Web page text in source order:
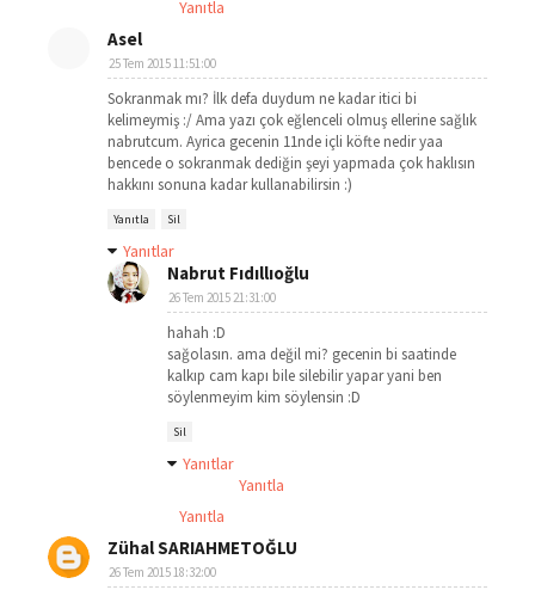
Yanıtla
Asel
25 Tem 2015 11:51:00
Sokranmak mı? İlk defa duydum ne kadar itici bi
kelimeymiş :/ Ama yazı çok eğlenceli olmuş ellerine sağlık
nabrutcum. Ayrica gecenin 11nde içli köfte nedir yaa
bencede o sokranmak dediğin şeyi yapmada çok haklısın
hakkını sonuna kadar kullanabilirsin :)
Yanıtla Sil
Yanıtlar
Nabrut Fıdıllıoğlu
26 Tem 2015 21:31:00
hahah :D
sağolasın. ama değil mi? gecenin bi saatinde
kalkıp cam kapı bile silebilir yapar yani ben
söylenmeyim kim söylensin :D
Sil
Yanıtlar
Yanıtla
Yanıtla
Zühal SARIAHMETOĞLU
26 Tem 2015 18:32:00